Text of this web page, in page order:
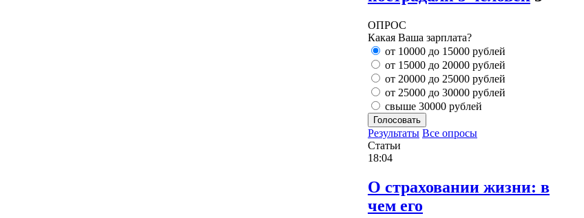
ОПРОС
Какая Ваша зарплата?
от 10000 до 15000 рублей
от 15000 до 20000 рублей
от 20000 до 25000 рублей
от 25000 до 30000 рублей
свыше 30000 рублей
Голосовать
Результаты Все опросы
Статьи
18:04
О страховании жизни: в
чем его